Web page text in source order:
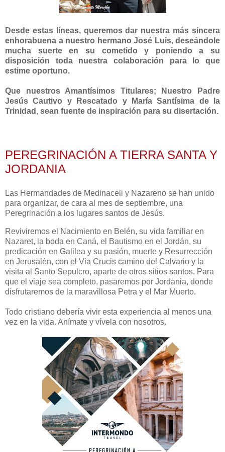
Desde estas líneas, queremos dar nuestra más sincera
enhorabuena a nuestro hermano José Luis, deseándole
mucha suerte en su cometido y poniendo a su
disposición toda nuestra colaboración para lo que
estime oportuno.
Que nuestros Amantísimos Titulares; Nuestro Padre
Jesús Cautivo y Rescatado y María Santísima de la
Trinidad, sean fuente de inspiración para su disertación.
PEREGRINACIÓN A TIERRA SANTA Y
JORDANIA
Las Hermandades de Medinaceli y Nazareno se han unido
para organizar, de cara al mes de septiembre, una
Peregrinación a los lugares santos de Jesús.
Reviviremos el Nacimiento en Belén, su vida familiar en
Nazaret, la boda en Caná, el Bautismo en el Jordán, su
predicación en Galilea y su pasión, muerte y Resurrección
en Jerusalén, con el Via Crucis camino del Calvario y la
visita al Santo Sepulcro, aparte de otros sitios santos. Para
que el viaje sea completo, pasaremos por Jordania, donde
disfrutaremos de la maravillosa Petra y el Mar Muerto.
Todo cristiano debería vivir esta experiencia al menos una
vez en la vida. Anímate y vívela con nosotros.